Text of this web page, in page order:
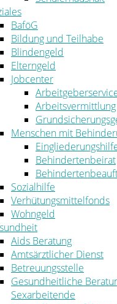
BaföG
Bildung und Teilhabe
Blindengeld
Elterngeld
Jobcenter
Arbeitsvermittlung
Menschen mit
Behindertenbeirat
Sozialhilfe
Verhütungsmittelfonds
Wohngeld
Aids Beratung
Amtsärztlicher Dienst
Betreuungsstelle
Gesundheitliche
Sexarbeitende